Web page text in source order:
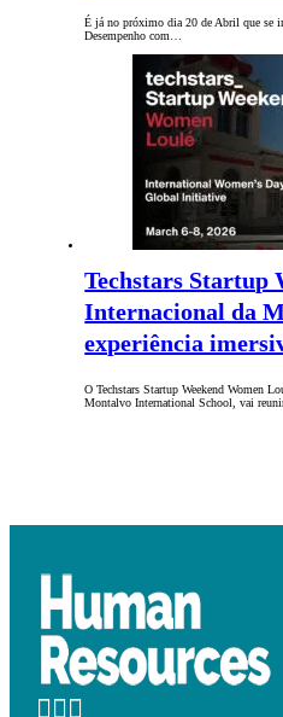
É já no próximo dia 20 de Abril que se
Desempenho com…
Techstars Startup
Internacional da
experiência
O Techstars Startup Weekend Women
Montalvo International School, vai reunir